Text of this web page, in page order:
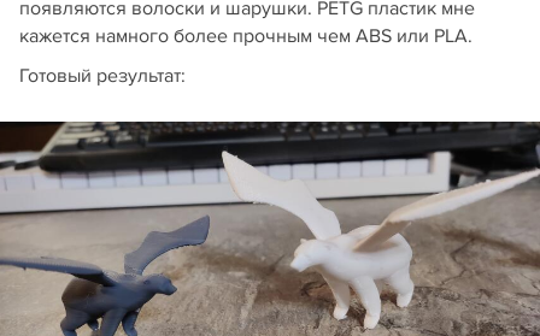
появляются волоски и шарушки. PETG пластик мне
кажется намного более прочным чем ABS или PLA.
Готовый результат: